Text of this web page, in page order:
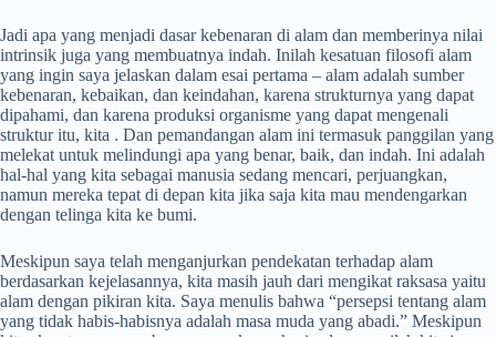
Jadi apa yang menjadi dasar kebenaran di alam dan memberinya nilai
intrinsik juga yang membuatnya indah. Inilah kesatuan filosofi alam
yang ingin saya jelaskan dalam esai pertama – alam adalah sumber
kebenaran, kebaikan, dan keindahan, karena strukturnya yang dapat
dipahami, dan karena produksi organisme yang dapat mengenali
struktur itu, kita . Dan pemandangan alam ini termasuk panggilan yang
melekat untuk melindungi apa yang benar, baik, dan indah. Ini adalah
hal-hal yang kita sebagai manusia sedang mencari, perjuangkan,
namun mereka tepat di depan kita jika saja kita mau mendengarkan
dengan telinga kita ke bumi.
Meskipun saya telah menganjurkan pendekatan terhadap alam
berdasarkan kejelasannya, kita masih jauh dari mengikat raksasa yaitu
alam dengan pikiran kita. Saya menulis bahwa “persepsi tentang alam
yang tidak habis-habisnya adalah masa muda yang abadi.” Meskipun